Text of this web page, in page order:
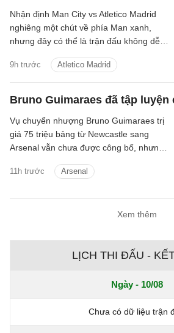
9h trước Atletico Madrid
Nhận định Man City vs Atletico Madrid
nghiêng một chút về phía Man xanh,
nhưng đây có thể là trận đấu không dễ
Bruno Guimaraes đã tập luyện
11h trước Arsenal
Vụ chuyển nhượng Bruno Guimaraes trị
giá 75 triệu bảng từ Newcastle sang
Arsenal vẫn chưa được công bố, nhưng
Xem thêm
LỊCH THI ĐẤU -
Ngày - 10/08
Chưa có dữ liệu trận